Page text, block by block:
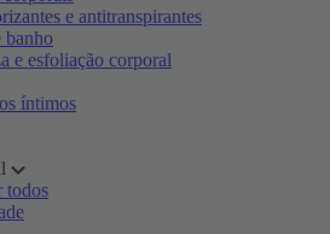
e antitranspirantes
banho
e esfoliação corporal
íntimos
todos